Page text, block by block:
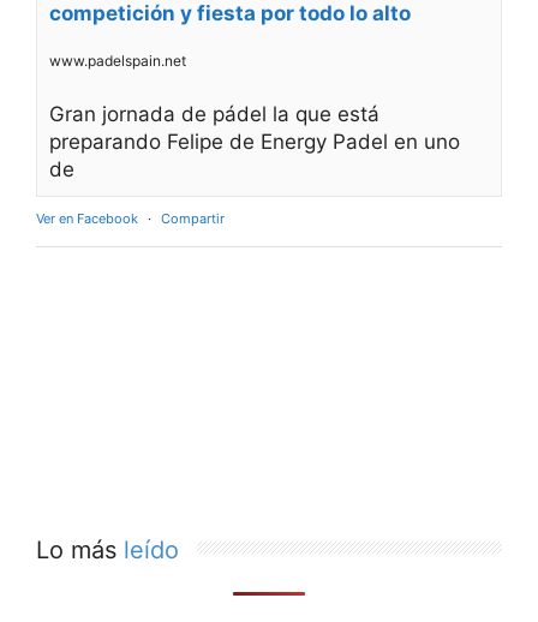
competición y fiesta por todo lo alto
www.padelspain.net
Gran jornada de pádel la que está
preparando Felipe de Energy Padel en uno
de
Ver en Facebook · Compartir
Lo más leído